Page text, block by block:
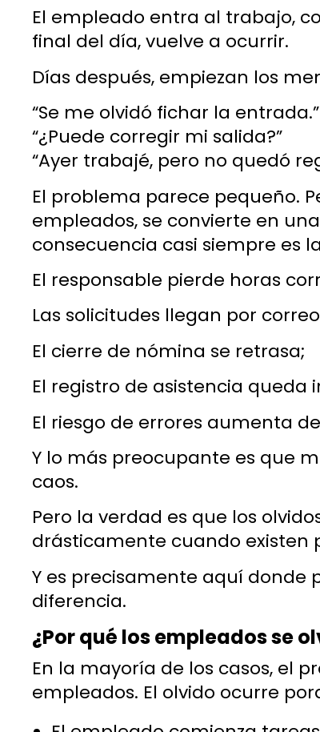
El empleado entra al trabajo,
final del día, vuelve a ocurrir.
Días después, empiezan los
“Se me olvidó fichar la entrada.”
“¿Puede corregir mi salida?”
“Ayer trabajé, pero no quedó
El problema parece pequeño.
empleados, se convierte en
consecuencia casi siempre es
El responsable pierde horas
Las solicitudes llegan por
El cierre de nómina se retrasa;
El registro de asistencia
El riesgo de errores aumenta
Y lo más preocupante es que
caos.
Pero la verdad es que los
drásticamente cuando existen
Y es precisamente aquí donde
diferencia.
¿Por qué los empleados se
En la mayoría de los casos, el
empleados. El olvido ocurre